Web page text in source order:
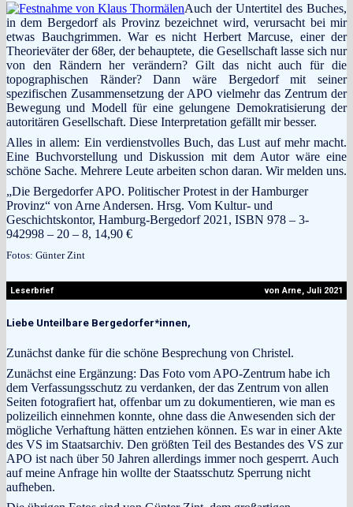
Auch der Untertitel des Buches,
in dem Bergedorf als Provinz bezeichnet wird, verursacht bei mir
etwas Bauchgrimmen. War es nicht Herbert Marcuse, einer der
Theorieväter der 68er, der behauptete, die Gesellschaft lasse sich nur
von den Rändern her verändern? Gilt das nicht auch für die
topographischen Ränder? Dann wäre Bergedorf mit seiner
spezifischen Zusammensetzung der APO vielmehr das Zentrum der
Bewegung und Modell für eine gelungene Demokratisierung der
autoritären Gesellschaft. Diese Interpretation gefällt mir besser.
Alles in allem: Ein verdienstvolles Buch, das Lust auf mehr macht.
Eine Buchvorstellung und Diskussion mit dem Autor wäre eine
schöne Sache. Mehrere Leute arbeiten schon daran. Wir melden uns.
„Die Bergedorfer APO. Politischer Protest in der Hamburger
Provinz“ von Arne Andersen. Hrsg. Vom Kultur- und
Geschichtskontor, Hamburg-Bergedorf 2021, ISBN 978 – 3-
942998 – 20 – 8, 14,90 €
Fotos: Günter Zint
Leserbrief von Arne, Juli 2021
Liebe Unteilbare Bergedorfer*innen,
Zunächst danke für die schöne Besprechung von Christel.
Zunächst eine Ergänzung: Das Foto vom APO-Zentrum habe ich
dem Verfassungsschutz zu verdanken, der das Zentrum von allen
Seiten fotografiert hat, offenbar um zu dokumentieren, wie man es
polizeilich einnehmen konnte, ohne dass die Anwesenden sich der
mögliche Verhaftung hätten entziehen können. Es war in einer Akte
des VS im Staatsarchiv. Den größten Teil des Bestandes des VS zur
APO ist nach über 50 Jahren allerdings immer noch gesperrt. Auch
auf meine Anfrage hin wollte der Staatsschutz Sperrung nicht
aufheben.